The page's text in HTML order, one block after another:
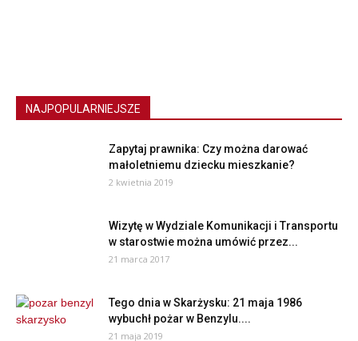
NAJPOPULARNIEJSZE
Zapytaj prawnika: Czy można darować
małoletniemu dziecku mieszkanie?
2 kwietnia 2019
Wizytę w Wydziale Komunikacji i Transportu
w starostwie można umówić przez...
21 marca 2017
Tego dnia w Skarżysku: 21 maja 1986
wybuchł pożar w Benzylu....
21 maja 2019